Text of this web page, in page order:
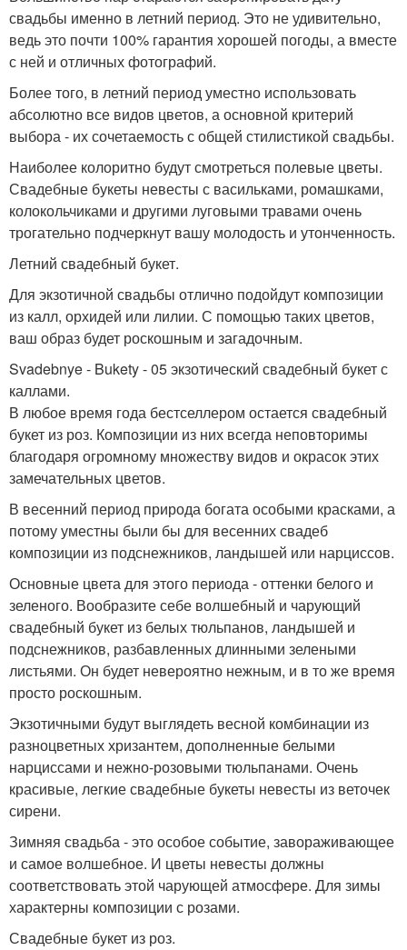
свадьбы именно в летний период. Это не удивительно,
ведь это почти 100% гарантия хорошей погоды, а вместе
с ней и отличных фотографий.
Более того, в летний период уместно использовать
абсолютно все видов цветов, а основной критерий
выбора - их сочетаемость с общей стилистикой свадьбы.
Наиболее колоритно будут смотреться полевые цветы.
Свадебные букеты невесты с васильками, ромашками,
колокольчиками и другими луговыми травами очень
трогательно подчеркнут вашу молодость и утонченность.
Летний свадебный букет.
Для экзотичной свадьбы отлично подойдут композиции
из калл, орхидей или лилии. С помощью таких цветов,
ваш образ будет роскошным и загадочным.
Svadebnye - Bukety - 05 экзотический свадебный букет с
каллами.
В любое время года бестселлером остается свадебный
букет из роз. Композиции из них всегда неповторимы
благодаря огромному множеству видов и окрасок этих
замечательных цветов.
В весенний период природа богата особыми красками, а
потому уместны были бы для весенних свадеб
композиции из подснежников, ландышей или нарциссов.
Основные цвета для этого периода - оттенки белого и
зеленого. Вообразите себе волшебный и чарующий
свадебный букет из белых тюльпанов, ландышей и
подснежников, разбавленных длинными зелеными
листьями. Он будет невероятно нежным, и в то же время
просто роскошным.
Экзотичными будут выглядеть весной комбинации из
разноцветных хризантем, дополненные белыми
нарциссами и нежно-розовыми тюльпанами. Очень
красивые, легкие свадебные букеты невесты из веточек
сирени.
Зимняя свадьба - это особое событие, завораживающее
и самое волшебное. И цветы невесты должны
соответствовать этой чарующей атмосфере. Для зимы
характерны композиции с розами.
Свадебные букет из роз.